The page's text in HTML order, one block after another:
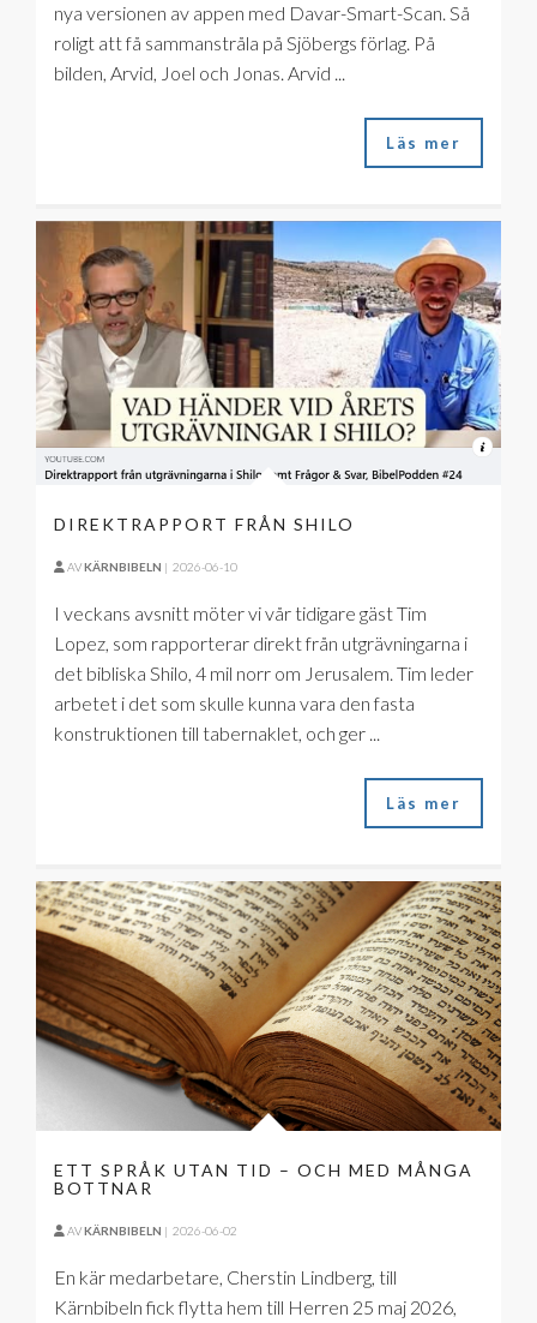
nya versionen av appen med Davar-Smart-Scan. Så
roligt att få sammanstråla på Sjöbergs förlag. På
bilden, Arvid, Joel och Jonas. Arvid ...
Läs mer
DIREKTRAPPORT FRÅN SHILO
AVKÄRNBIBELN | 2026-06-10
I veckans avsnitt möter vi vår tidigare gäst Tim
Lopez, som rapporterar direkt från utgrävningarna i
det bibliska Shilo, 4 mil norr om Jerusalem. Tim leder
arbetet i det som skulle kunna vara den fasta
konstruktionen till tabernaklet, och ger ...
Läs mer
ETT SPRÅK UTAN TID – OCH MED MÅNGA
BOTTNAR
AVKÄRNBIBELN | 2026-06-02
En kär medarbetare, Cherstin Lindberg, till
Kärnbibeln fick flytta hem till Herren 25 maj 2026,